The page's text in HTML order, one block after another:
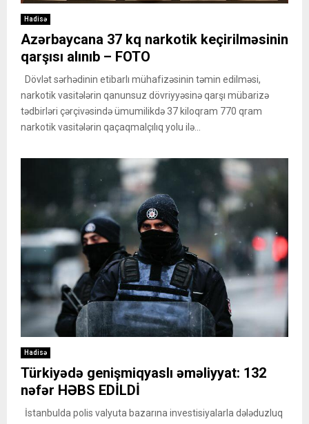
Hadisə
Azərbaycana 37 kq narkotik keçirilməsinin
qarşısı alınıb – FOTO
Dövlət sərhədinin etibarlı mühafizəsinin təmin edilməsi,
narkotik vasitələrin qanunsuz dövriyyəsinə qarşı mübarizə
tədbirləri çərçivəsində ümumilikdə 37 kiloqram 770 qram
narkotik vasitələrin qaçaqmalçılıq yolu ilə...
Hadisə
Türkiyədə genişmiqyaslı əməliyyat: 132
nəfər HƏBS EDİLDİ
İstanbulda polis valyuta bazarına investisiyalarla dələduzluq